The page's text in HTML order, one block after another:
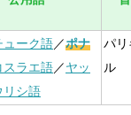
ューク語／ポナ
スラエ語／ヤッ
リシ語
パリ
ル